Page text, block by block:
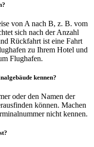
von A nach B, z. B. vom
sich nach der Anzahl
Rückfahrt ist eine Fahrt
zu Ihrem Hotel und
Flughafen.
kennen?
oder den Namen der
können. Machen
nicht kennen.